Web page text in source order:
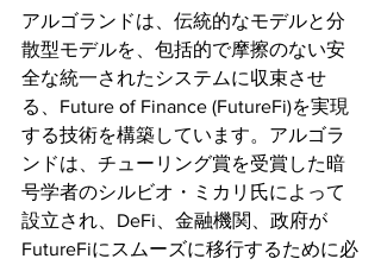
アルゴランドは、伝統的なモデルと分
散型モデルを、包括的で摩擦のない安
全な統一されたシステムに収束させ
る、Future of Finance (FutureFi)を実現
する技術を構築しています。アルゴラ
ンドは、チューリング賞を受賞した暗
号学者のシルビオ・ミカリ氏によって
設立され、DeFi、金融機関、政府が
FutureFiにスムーズに移行するために必